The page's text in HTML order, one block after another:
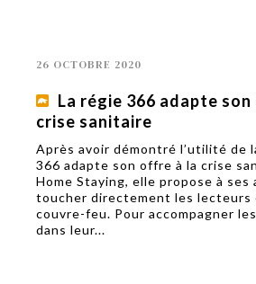
26 OCTOBRE 2020
La régie 366 adapte
crise sanitaire
Après avoir démontré l’utilité de
366 adapte son offre à la crise
Home Staying, elle propose à ses
toucher directement les lecteurs
couvre-feu. Pour accompagner
dans leur...